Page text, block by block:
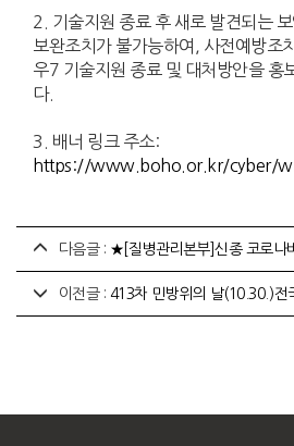
2. 기술지원 종료 후 새로 발견되는
보완조치가 불가능하여, 사전예방조
우7 기술지원 종료 및 대처방안을 홍
다.
3. 배너 링크 주소:
https://www.boho.or.kr/cyber/
다음글 : ★[질병관리본부]신종 코로나바이러스
이전글 : 413차 민방위의 날(10.30.)전